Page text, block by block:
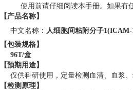
使用前请仔细阅读本手册。如果有
【产品名称】
中文名称： 人细胞间粘附分子1(ICAM-
【包装规格】
96T/盒
【预期用途】
仅供科研使用，定量检测血清、血浆
【检测 原理】